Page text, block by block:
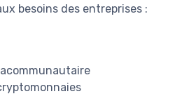
besoins des entreprises :